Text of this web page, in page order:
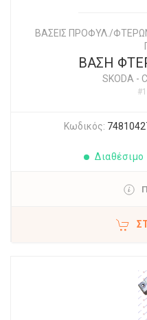
ΒΑΣΕΙΣ ΠΡΟΦΥΛ./
ΒΑΣΗ
SKODA -
Κωδικός:
Διαθέσιμο